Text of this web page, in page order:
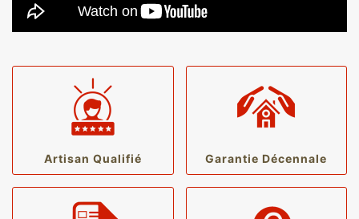
Artisan Qualifié Garantie Décennale